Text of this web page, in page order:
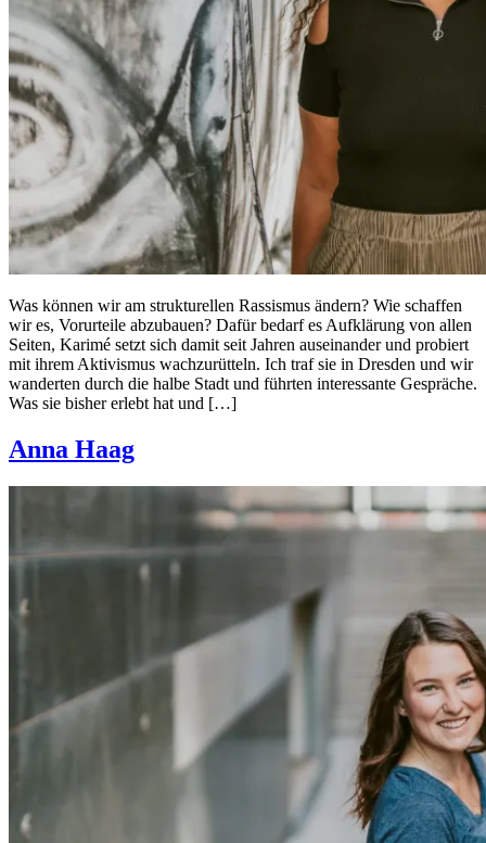
Was können wir am strukturellen Rassismus ändern? Wie schaffen
wir es, Vorurteile abzubauen? Dafür bedarf es Aufklärung von allen
Seiten, Karimé setzt sich damit seit Jahren auseinander und probiert
mit ihrem Aktivismus wachzurütteln. Ich traf sie in Dresden und wir
wanderten durch die halbe Stadt und führten interessante Gespräche.
Was sie bisher erlebt hat und […]
Anna Haag